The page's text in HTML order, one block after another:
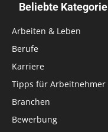
Beliebte Kategorie
Arbeiten & Leben
Berufe
Karriere
Tipps für Arbeitnehmer
Branchen
Bewerbung